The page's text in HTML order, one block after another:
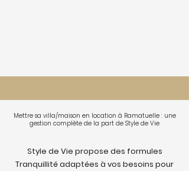
Mettre sa villa/maison en location à Ramatuelle : une
gestion complète de la part de Style de Vie
Style de Vie propose des formules
Tranquillité adaptées à vos besoins pour